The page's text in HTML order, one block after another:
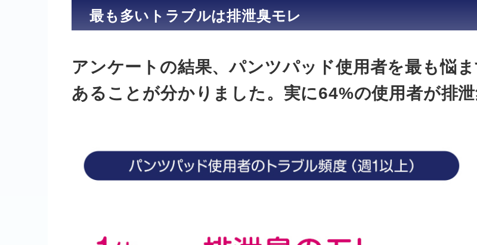
最も多いトラブルは排泄臭モレ
アンケートの結果、パンツパッド使用者を最も悩
あることが分かりました。実に64%の使用者が排